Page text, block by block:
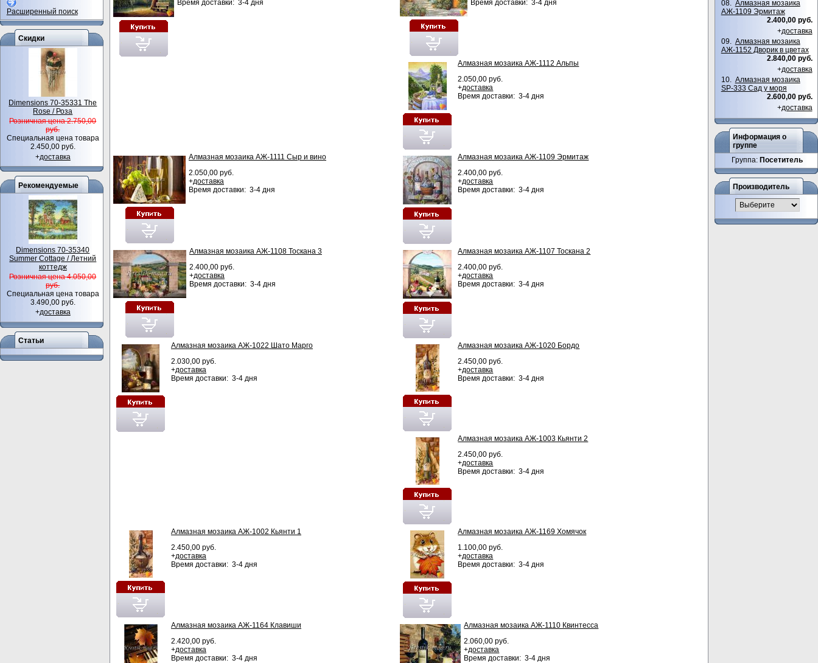
Время доставки: 3-4 дня
Время доставки: 3-4 дня
Алмазная мозаика АЖ-1112 Альпы
2.050,00 руб.
+доставка
Время доставки: 3-4 дня
Алмазная мозаика АЖ-1111 Сыр и вино
2.050,00 руб.
+доставка
Время доставки: 3-4 дня
Алмазная мозаика АЖ-1109 Эрмитаж
2.400,00 руб.
+доставка
Время доставки: 3-4 дня
Алмазная мозаика АЖ-1108 Тоскана 3
2.400,00 руб.
+доставка
Время доставки: 3-4 дня
Алмазная мозаика АЖ-1107 Тоскана 2
2.400,00 руб.
+доставка
Время доставки: 3-4 дня
Алмазная мозаика АЖ-1022 Шато Марго
2.030,00 руб.
+доставка
Время доставки: 3-4 дня
Алмазная мозаика АЖ-1020 Бордо
2.450,00 руб.
+доставка
Время доставки: 3-4 дня
Алмазная мозаика АЖ-1003 Кьянти 2
2.450,00 руб.
+доставка
Время доставки: 3-4 дня
Алмазная мозаика АЖ-1002 Кьянти 1
2.450,00 руб.
+доставка
Время доставки: 3-4 дня
Алмазная мозаика АЖ-1169 Хомячок
1.100,00 руб.
+доставка
Время доставки: 3-4 дня
Алмазная мозаика АЖ-1164 Клавиши
2.420,00 руб.
+доставка
Время доставки: 3-4 дня
Алмазная мозаика АЖ-1110 Квинтесса
2.060,00 руб.
+доставка
Время доставки: 3-4 дня
Расширенный поиск
Скидки
Dimensions 70-35331 The
Rose / Роза
Розничная цена 2.750,00
руб.
Специальная цена товара
2.450,00 руб.
+доставка
Рекомендуемые
Dimensions 70-35340
Summer Cottage / Летний
коттедж
Розничная цена 4.050,00
руб.
Специальная цена товара
3.490,00 руб.
+доставка
Статьи
08. Алмазная мозаика
АЖ-1109 Эрмитаж
2.400,00 руб.
+доставка
09. Алмазная мозаика
АЖ-1152 Дворик в цветах
2.840,00 руб.
+доставка
10. Алмазная мозаика
SP-333 Сад у моря
2.600,00 руб.
+доставка
Информация о
группе
Группа:Посетитель
Производитель